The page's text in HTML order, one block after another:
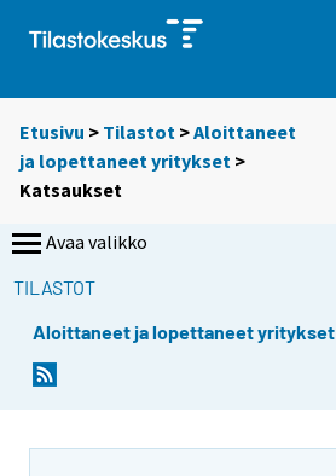
Etusivu > Tilastot >Aloittaneet
ja lopettaneet yritykset >
Katsaukset
Avaa valikko
TILASTOT
Aloittaneet ja lopettaneet yritykset